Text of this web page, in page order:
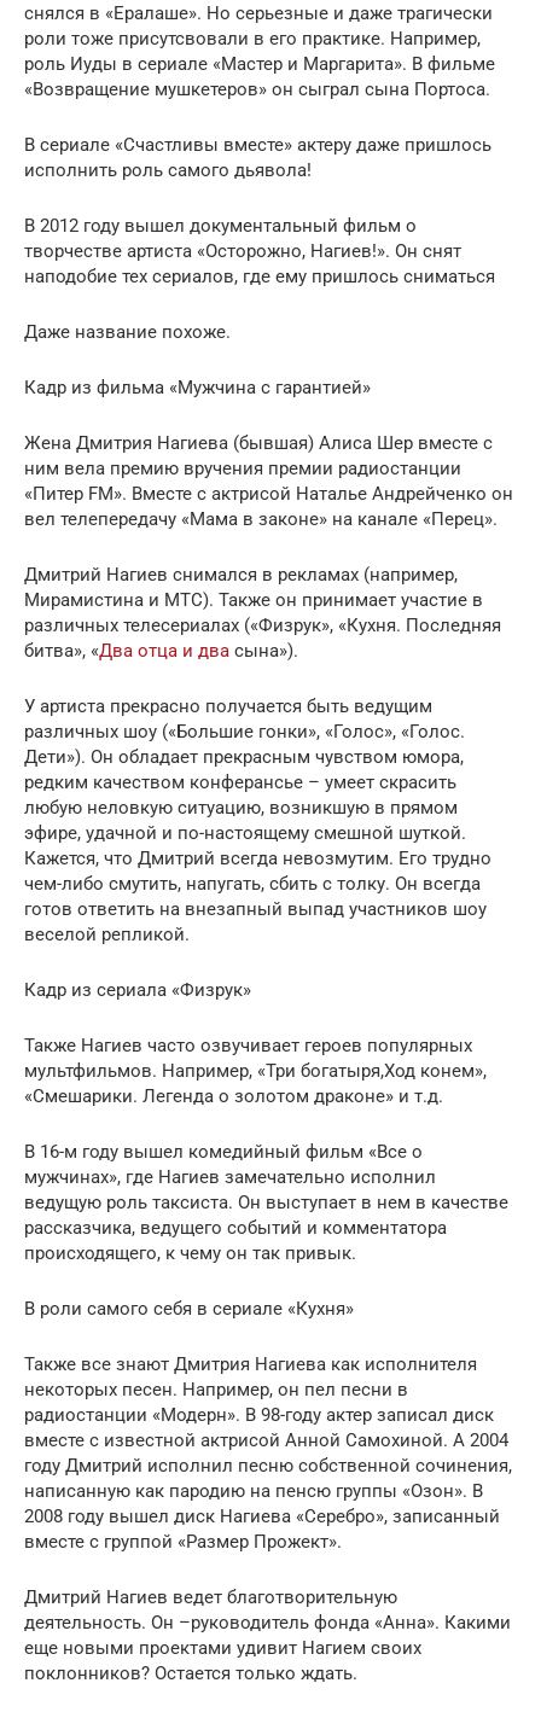
снялся в «Ералаше». Но серьезные и даже трагически
роли тоже присутсвовали в его практике. Например,
роль Иуды в сериале «Мастер и Маргарита». В фильме
«Возвращение мушкетеров» он сыграл сына Портоса.
В сериале «Счастливы вместе» актеру даже пришлось
исполнить роль самого дьявола!
В 2012 году вышел документальный фильм о
творчестве артиста «Осторожно, Нагиев!». Он снят
наподобие тех сериалов, где ему пришлось сниматься
Даже название похоже.
Кадр из фильма «Мужчина с гарантией»
Жена Дмитрия Нагиева (бывшая) Алиса Шер вместе с
ним вела премию вручения премии радиостанции
«Питер FM». Вместе с актрисой Наталье Андрейченко он
вел телепередачу «Мама в законе» на канале «Перец».
Дмитрий Нагиев снимался в рекламах (например,
Мирамистина и МТС). Также он принимает участие в
различных телесериалах («Физрук», «Кухня. Последняя
битва», «Два отца и два сына»).
У артиста прекрасно получается быть ведущим
различных шоу («Большие гонки», «Голос», «Голос.
Дети»). Он обладает прекрасным чувством юмора,
редким качеством конферансье – умеет скрасить
любую неловкую ситуацию, возникшую в прямом
эфире, удачной и по-настоящему смешной шуткой.
Кажется, что Дмитрий всегда невозмутим. Его трудно
чем-либо смутить, напугать, сбить с толку. Он всегда
готов ответить на внезапный выпад участников шоу
веселой репликой.
Кадр из сериала «Физрук»
Также Нагиев часто озвучивает героев популярных
мультфильмов. Например, «Три богатыря,Ход конем»,
«Смешарики. Легенда о золотом драконе» и т.д.
В 16-м году вышел комедийный фильм «Все о
мужчинах», где Нагиев замечательно исполнил
ведущую роль таксиста. Он выступает в нем в качестве
рассказчика, ведущего событий и комментатора
происходящего, к чему он так привык.
В роли самого себя в сериале «Кухня»
Также все знают Дмитрия Нагиева как исполнителя
некоторых песен. Например, он пел песни в
радиостанции «Модерн». В 98-году актер записал диск
вместе с известной актрисой Анной Самохиной. А 2004
году Дмитрий исполнил песню собственной сочинения,
написанную как пародию на пенсю группы «Озон». В
2008 году вышел диск Нагиева «Серебро», записанный
вместе с группой «Размер Прожект».
Дмитрий Нагиев ведет благотворительную
деятельность. Он –руководитель фонда «Анна». Какими
еще новыми проектами удивит Нагием своих
поклонников? Остается только ждать.